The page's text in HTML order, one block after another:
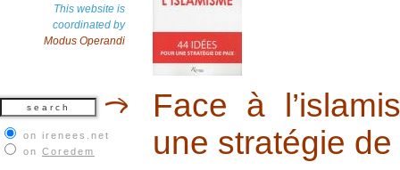
This website is
coordinated by
Modus Operandi
on irenees.net
on Coredem
Face à
une stratégie